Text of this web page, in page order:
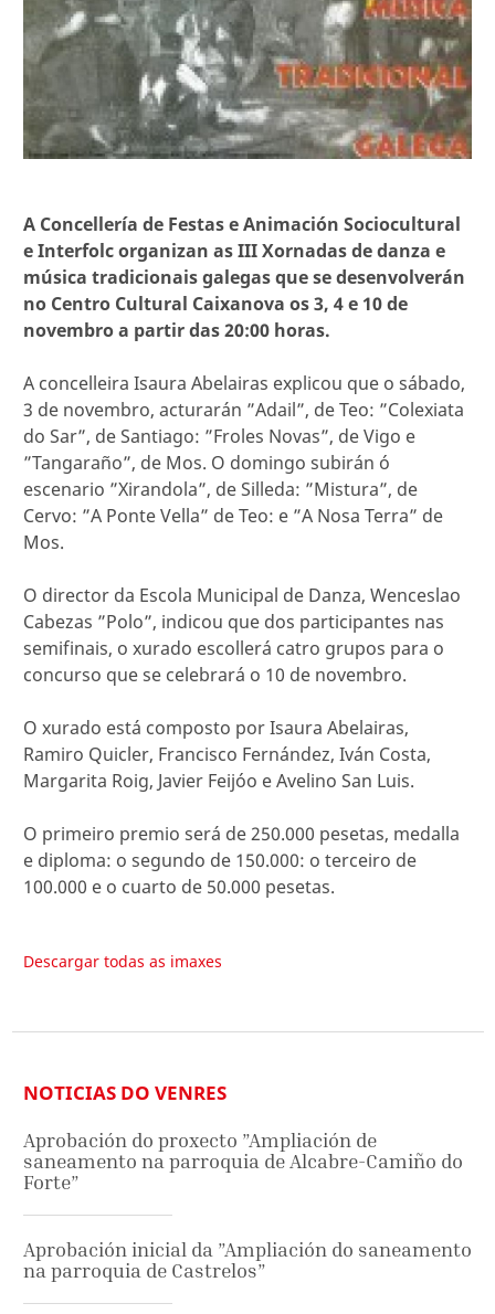
A Concellería de Festas e Animación Sociocultural
e Interfolc organizan as III Xornadas de danza e
música tradicionais galegas que se desenvolverán
no Centro Cultural Caixanova os 3, 4 e 10 de
novembro a partir das 20:00 horas.
A concelleira Isaura Abelairas explicou que o sábado,
3 de novembro, acturarán ”Adail”, de Teo: ”Colexiata
do Sar”, de Santiago: ”Froles Novas”, de Vigo e
”Tangaraño”, de Mos. O domingo subirán ó
escenario ”Xirandola”, de Silleda: ”Mistura”, de
Cervo: ”A Ponte Vella” de Teo: e ”A Nosa Terra” de
Mos.
O director da Escola Municipal de Danza, Wenceslao
Cabezas ”Polo”, indicou que dos participantes nas
semifinais, o xurado escollerá catro grupos para o
concurso que se celebrará o 10 de novembro.
O xurado está composto por Isaura Abelairas,
Ramiro Quicler, Francisco Fernández, Iván Costa,
Margarita Roig, Javier Feijóo e Avelino San Luis.
O primeiro premio será de 250.000 pesetas, medalla
e diploma: o segundo de 150.000: o terceiro de
100.000 e o cuarto de 50.000 pesetas.
Descargar todas as imaxes
NOTICIAS DO VENRES
Aprobación do proxecto ”Ampliación de
saneamento na parroquia de Alcabre-Camiño do
Forte”
Aprobación inicial da ”Ampliación do saneamento
na parroquia de Castrelos”